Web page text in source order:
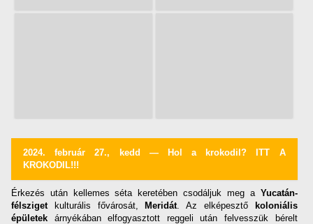
2024. február 27., kedd — Hol a krokodil? ITT A
KROKODIL!!!
Érkezés után kellemes séta keretében csodáljuk meg a Yucatán-
félsziget kulturális fővárosát,Meridát . Az elképesztő koloniális
épületek árnyékában elfogyasztott reggeli után felvesszük bérelt